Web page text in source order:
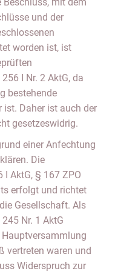
und der
worden ist, ist
I Nr. 2 AktG, da
bestehende
Daher ist auch der
gesetzeswidrig.
einer Anfechtung
Die
AktG, § 167 ZPO
erfolgt und richtet
Gesellschaft. Als
Nr. 1 AktG
vertreten waren und
Widerspruch zur